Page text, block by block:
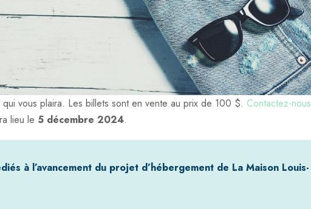
vous plaira. Les billets sont en vente au prix de 100 $. Contactez-nous
lieu le 5 décembre 2024.
à l’avancement du projet d’hébergement de La Maison Louis-